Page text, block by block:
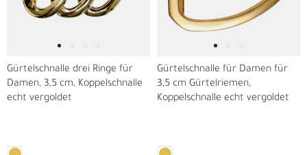
Gürtelschnalle drei Ringe für
Damen, 3,5 cm, Koppelschnalle
echt vergoldet
Gürtelschnalle für Damen für
3,5 cm Gürtelriemen,
Koppelschnalle echt vergoldet